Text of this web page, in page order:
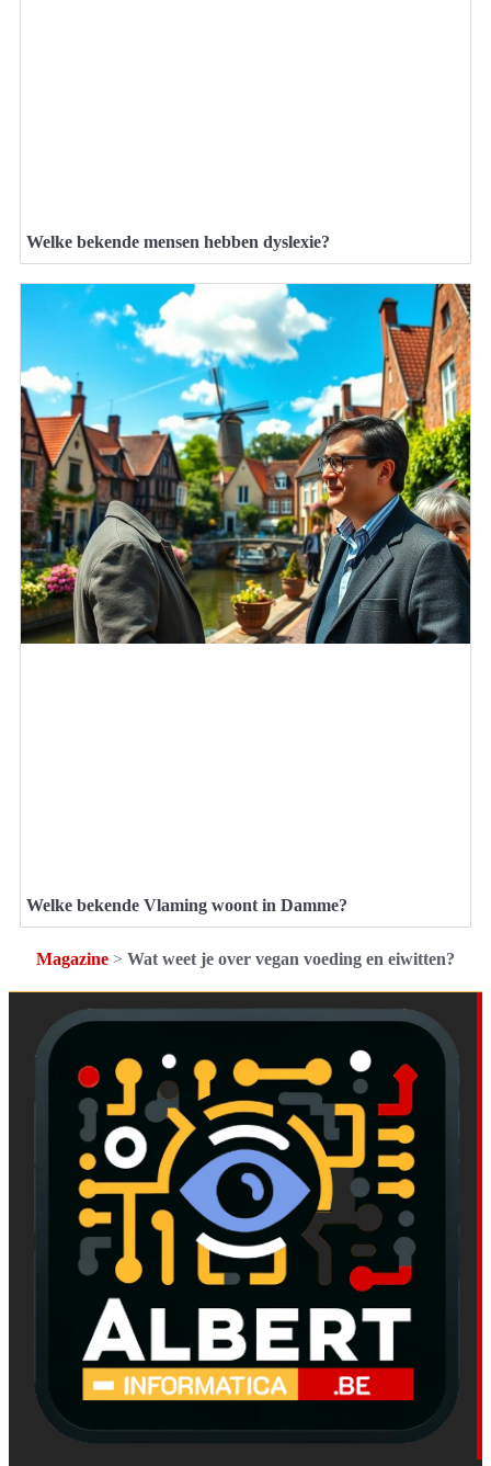
Welke bekende mensen hebben dyslexie?
Welke bekende Vlaming woont in Damme?
Magazine > Wat weet je over vegan voeding en eiwitten?